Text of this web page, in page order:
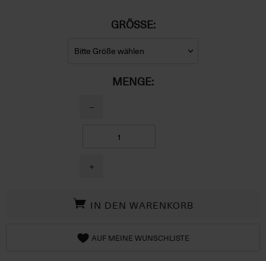
GRÖSSE:
MENGE:
−
+
IN DEN WARENKORB
AUF MEINE WUNSCHLISTE